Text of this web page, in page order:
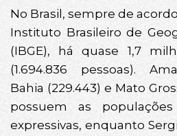
No Brasil, sempre de
Instituto Brasileiro de
(IBGE), há quase 1,7
(1.694.836 pessoas).
Bahia (229.443) e Mato
possuem as
expressivas, enquanto